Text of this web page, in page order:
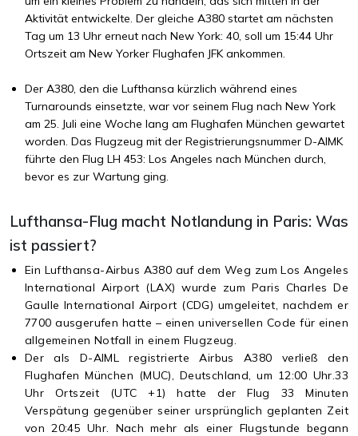
Aktivität entwickelte. Der gleiche A380 startet am nächsten
Tag um 13 Uhr erneut nach New York: 40, soll um 15:44 Uhr
Ortszeit am New Yorker Flughafen JFK ankommen.
Der A380, den die Lufthansa kürzlich während eines
Turnarounds einsetzte, war vor seinem Flug nach New York
am 25. Juli eine Woche lang am Flughafen München gewartet
worden. Das Flugzeug mit der Registrierungsnummer D-AIMK
führte den Flug LH 453: Los Angeles nach München durch,
bevor es zur Wartung ging.
Lufthansa-Flug macht Notlandung in Paris: Was
ist passiert?
Ein Lufthansa-Airbus A380 auf dem Weg zum Los Angeles
International Airport (LAX) wurde zum Paris Charles De
Gaulle International Airport (CDG) umgeleitet, nachdem er
7700 ausgerufen hatte – einen universellen Code für einen
allgemeinen Notfall in einem Flugzeug.
Der als D-AIML registrierte Airbus A380 verließ den
Flughafen München (MUC), Deutschland, um 12:00 Uhr.33
Uhr Ortszeit (UTC +1) hatte der Flug 33 Minuten
Verspätung gegenüber seiner ursprünglich geplanten Zeit
von 20:45 Uhr. Nach mehr als einer Flugstunde begann